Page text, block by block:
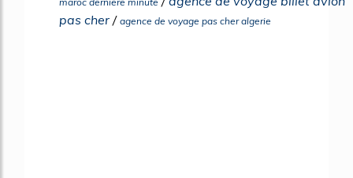
pas cher / agence de voyage pas cher algerie